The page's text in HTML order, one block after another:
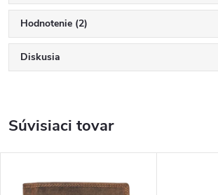
Hodnotenie (2)
Diskusia
Súvisiaci tovar